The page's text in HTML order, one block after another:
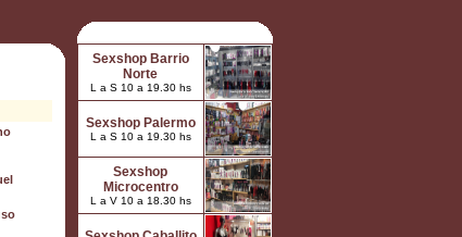
Sexshop Barrio
Norte
L a S 10 a 19.30 hs
Sexshop Palermo
L a S 10 a 19.30 hs
Sexshop
Microcentro
L a V 10 a 18.30 hs